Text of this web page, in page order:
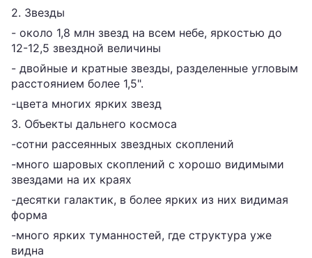
2. Звезды
- около 1,8 млн звезд на всем небе, яркостью до
12-12,5 звездной величины
- двойные и кратные звезды, разделенные угловым
расстоянием более 1,5".
-цвета многих ярких звезд
3. Объекты дальнего космоса
-сотни рассеянных звездных скоплений
-много шаровых скоплений с хорошо видимыми
звездами на их краях
-десятки галактик, в более ярких из них видимая
форма
-много ярких туманностей, где структура уже
видна